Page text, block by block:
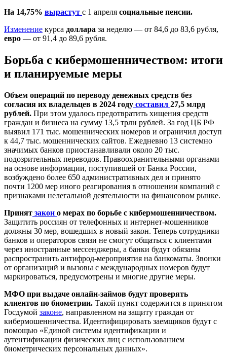
На 14,75% вырастут с 1 апреля социальные пенсии.
Изменение курса доллара за неделю — от 84,6 до 83,6 рубля,
евро — от 91,4 до 89,6 рубля.
Борьба с кибермошенничеством: итоги
и планируемые меры
Объем операций по переводу денежных средств без
согласия их владельцев в 2024 году составил 27,5 млрд
рублей. При этом удалось предотвратить хищения средств
граждан и бизнеса на сумму 13,5 трлн рублей. За год ЦБ РФ
выявил 171 тыс. мошеннических номеров и ограничил доступ
к 44,7 тыс. мошеннических сайтов. Ежедневно 13 системно
значимых банков приостанавливали около 20 тыс.
подозрительных переводов. Правоохранительными органами
на основе информации, поступившей от Банка России,
возбуждено более 650 административных дел и принято
почти 1200 мер иного реагирования в отношении компаний с
признаками нелегальной деятельности на финансовом рынке.
Принят закон о мерах по борьбе с кибермошенничеством.
Защитить россиян от телефонных и интернет-мошенников
должны 30 мер, вошедших в новый закон. Теперь сотрудники
банков и операторов связи не смогут общаться с клиентами
через иностранные мессенджеры, а банки будут обязаны
распространить антифрод-мероприятия на банкоматы. Звонки
от организаций и вызовы с международных номеров будут
маркироваться, предусмотрены и многие другие меры.
МФО при выдаче онлайн-займов будут проверять
клиентов по биометрии. Такой пункт содержится в принятом
Госдумой законе, направленном на защиту граждан от
кибермошенничества. Идентифицировать заемщиков будут с
помощью «Единой системы идентификации и
аутентификации физических лиц с использованием
биометрических персональных данных».